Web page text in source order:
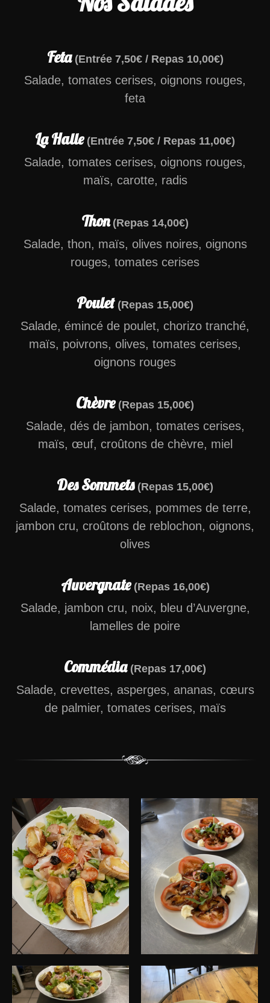
Feta (Entrée 7,50€ / Repas 10,00€)
Salade, tomates cerises, oignons rouges,
feta
La Halle (Entrée 7,50€ / Repas 11,00€)
Salade, tomates cerises, oignons rouges,
maïs, carotte, radis
Thon (Repas 14,00€)
Salade, thon, maïs, olives noires, oignons
rouges, tomates cerises
Poulet (Repas 15,00€)
Salade, émincé de poulet, chorizo tranché,
maïs, poivrons, olives, tomates cerises,
oignons rouges
Chèvre (Repas 15,00€)
Salade, dés de jambon, tomates cerises,
maïs, œuf, croûtons de chèvre, miel
Des Sommets (Repas 15,00€)
Salade, tomates cerises, pommes de terre,
jambon cru, croûtons de reblochon, oignons,
olives
Auvergnate (Repas 16,00€)
Salade, jambon cru, noix, bleu d’Auvergne,
lamelles de poire
Commédia (Repas 17,00€)
Salade, crevettes, asperges, ananas, cœurs
de palmier, tomates cerises, maïs